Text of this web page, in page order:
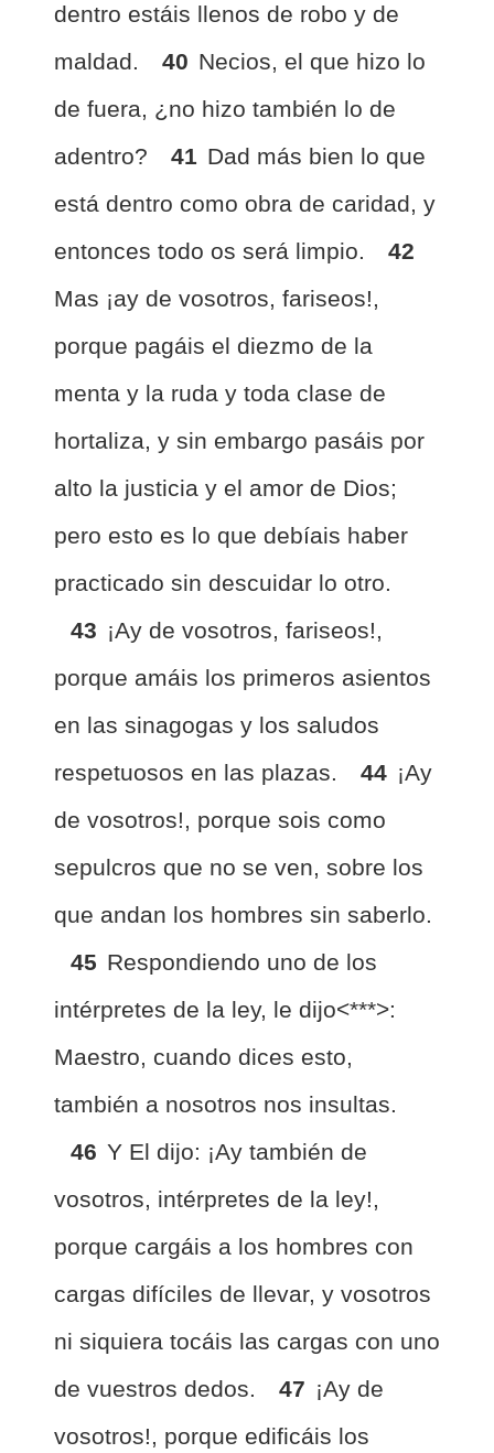
dentro estáis llenos de robo y de
maldad.
40 Necios, el que hizo lo
de fuera, ¿no hizo también lo de
adentro?
41 Dad más bien lo que
está dentro como obra de caridad, y
entonces todo os será limpio.
42
Mas ¡ay de vosotros, fariseos!,
porque pagáis el diezmo de la
menta y la ruda y toda clase de
hortaliza, y sin embargo pasáis por
alto la justicia y el amor de Dios;
pero esto es lo que debíais haber
practicado sin descuidar lo otro.
43 ¡Ay de vosotros, fariseos!,
porque amáis los primeros asientos
en las sinagogas y los saludos
respetuosos en las plazas.
44 ¡Ay
de vosotros!, porque sois como
sepulcros que no se ven, sobre los
que andan los hombres sin saberlo.
45 Respondiendo uno de los
intérpretes de la ley, le dijo<***>:
Maestro, cuando dices esto,
también a nosotros nos insultas.
46 Y El dijo: ¡Ay también de
vosotros, intérpretes de la ley!,
porque cargáis a los hombres con
cargas difíciles de llevar, y vosotros
ni siquiera tocáis las cargas con uno
de vuestros dedos.
47 ¡Ay de
vosotros!, porque edificáis los